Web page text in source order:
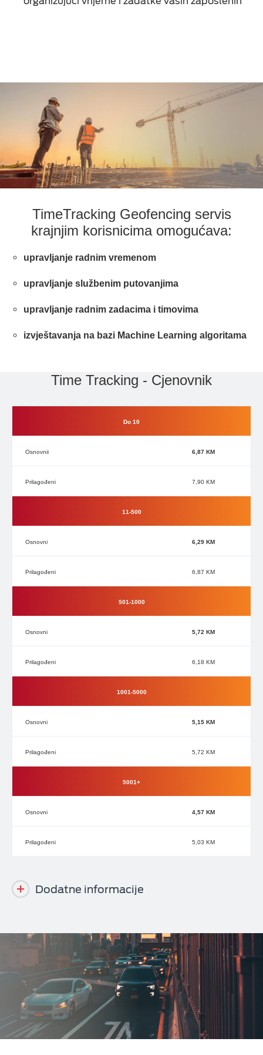
Time Tracking
SIGURNOSNA RJEŠENJA
CLOUD INFRASTRUKTURA
MICROSOFT CLOUD
HOSTING
TimeTracking Geofencing servis
krajnjim korisnicima omogućava:
upravljanje radnim vremenom
upravljanje službenim putovanjima
upravljanje radnim zadacima i timovima
izvještavanja na bazi Machine Learning algoritama
Time Tracking - Cjenovnik
Do 10
6,87 KM
7,90 KM
11-500
6,29 KM
6,87 KM
501-1000
5,72 KM
6,18 KM
1001-5000
5,15 KM
5,72 KM
5001+
4,57 KM
5,03 KM
Dodatne informacije